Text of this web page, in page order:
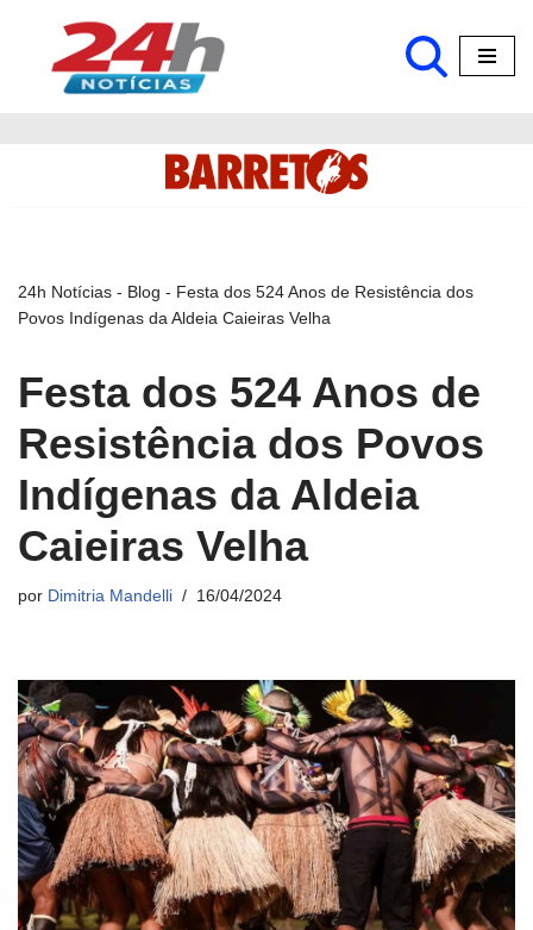
Pular
24h Notícias - Blog - Festa dos 524 Anos de Resistência dos
Povos Indígenas da Aldeia Caieiras Velha
Festa dos 524 Anos de
Resistência dos Povos
Indígenas da Aldeia
Caieiras Velha
por Dimitria Mandelli 16/04/2024